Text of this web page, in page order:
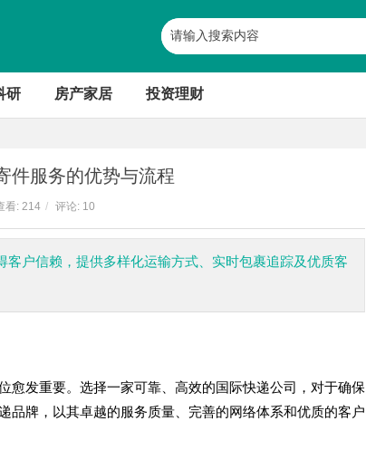
研 房产家居 投资理财
件服务的优势与流程
看: 214 / 评论: 10
户信赖，提供多样化运输方式、实时包裹追踪及优质客
愈发重要。选择一家可靠、高效的国际快递公司，对于确保
品牌，以其卓越的服务质量、完善的网络体系和优质的客户